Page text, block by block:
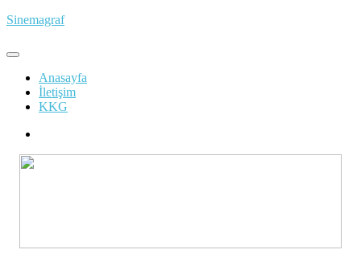
İçeriğe
Sinemagraf
Anasayfa
İletişim
KKG